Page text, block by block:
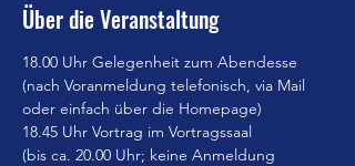
Über die Veranstaltung
18.00 Uhr Gelegenheit zum Abendesse
(nach Voranmeldung telefonisch, via Mail
oder einfach über die Homepage)
18.45 Uhr Vortrag im Vortragssaal
(bis ca. 20.00 Uhr; keine Anmeldung